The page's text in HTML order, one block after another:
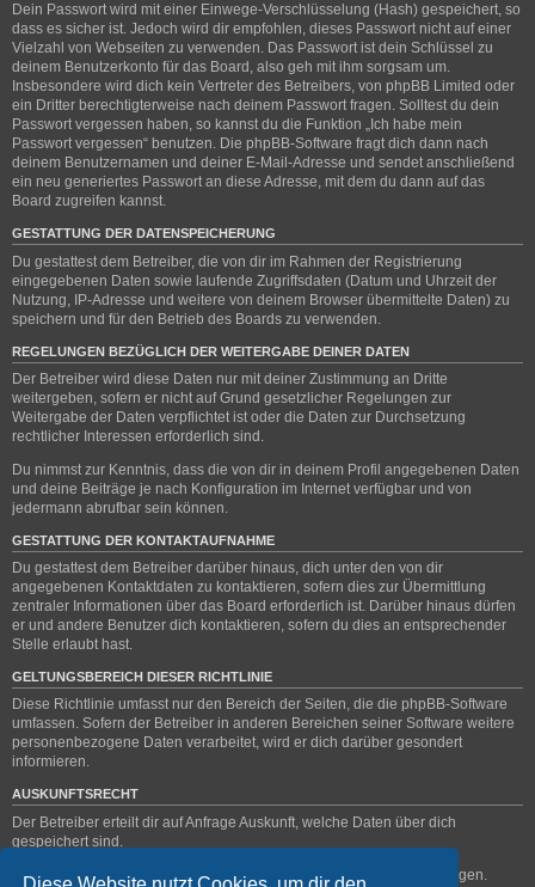
Dein Passwort wird mit einer Einwege-Verschlüsselung (Hash) gespeichert, so
dass es sicher ist. Jedoch wird dir empfohlen, dieses Passwort nicht auf einer
Vielzahl von Webseiten zu verwenden. Das Passwort ist dein Schlüssel zu
deinem Benutzerkonto für das Board, also geh mit ihm sorgsam um.
Insbesondere wird dich kein Vertreter des Betreibers, von phpBB Limited oder
ein Dritter berechtigterweise nach deinem Passwort fragen. Solltest du dein
Passwort vergessen haben, so kannst du die Funktion „Ich habe mein
Passwort vergessen“ benutzen. Die phpBB-Software fragt dich dann nach
deinem Benutzernamen und deiner E-Mail-Adresse und sendet anschließend
ein neu generiertes Passwort an diese Adresse, mit dem du dann auf das
Board zugreifen kannst.
GESTATTUNG DER DATENSPEICHERUNG
Du gestattest dem Betreiber, die von dir im Rahmen der Registrierung
eingegebenen Daten sowie laufende Zugriffsdaten (Datum und Uhrzeit der
Nutzung, IP-Adresse und weitere von deinem Browser übermittelte Daten) zu
speichern und für den Betrieb des Boards zu verwenden.
REGELUNGEN BEZÜGLICH DER WEITERGABE DEINER DATEN
Der Betreiber wird diese Daten nur mit deiner Zustimmung an Dritte
weitergeben, sofern er nicht auf Grund gesetzlicher Regelungen zur
Weitergabe der Daten verpflichtet ist oder die Daten zur Durchsetzung
rechtlicher Interessen erforderlich sind.
Du nimmst zur Kenntnis, dass die von dir in deinem Profil angegebenen Daten
und deine Beiträge je nach Konfiguration im Internet verfügbar und von
jedermann abrufbar sein können.
GESTATTUNG DER KONTAKTAUFNAHME
Du gestattest dem Betreiber darüber hinaus, dich unter den von dir
angegebenen Kontaktdaten zu kontaktieren, sofern dies zur Übermittlung
zentraler Informationen über das Board erforderlich ist. Darüber hinaus dürfen
er und andere Benutzer dich kontaktieren, sofern du dies an entsprechender
Stelle erlaubt hast.
GELTUNGSBEREICH DIESER RICHTLINIE
Diese Richtlinie umfasst nur den Bereich der Seiten, die die phpBB-Software
umfassen. Sofern der Betreiber in anderen Bereichen seiner Software weitere
personenbezogene Daten verarbeitet, wird er dich darüber gesondert
informieren.
AUSKUNFTSRECHT
Der Betreiber erteilt dir auf Anfrage Auskunft, welche Daten über dich
gespeichert sind.
Du kannst jederzeit die Löschung bzw. Sperrung deiner Daten verlangen.